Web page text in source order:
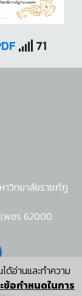
71
ด้อ่านและทำความ
อกำหนดในการ
าวิทยาลัยราชภัฏ
พชร 62000